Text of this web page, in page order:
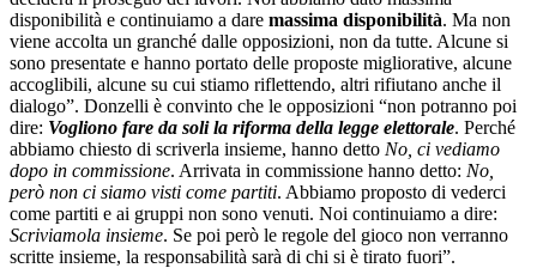
disponibilità e continuiamo a dare massima disponibilità. Ma non
viene accolta un granché dalle opposizioni, non da tutte. Alcune si
sono presentate e hanno portato delle proposte migliorative, alcune
accoglibili, alcune su cui stiamo riflettendo, altri rifiutano anche il
dialogo”. Donzelli è convinto che le opposizioni “non potranno poi
dire: Vogliono fare da soli la riforma della legge elettorale. Perché
abbiamo chiesto di scriverla insieme, hanno detto No, ci vediamo
dopo in commissione. Arrivata in commissione hanno detto: No,
però non ci siamo visti come partiti. Abbiamo proposto di vederci
come partiti e ai gruppi non sono venuti. Noi continuiamo a dire:
Scriviamola insieme. Se poi però le regole del gioco non verranno
scritte insieme, la responsabilità sarà di chi si è tirato fuori”.